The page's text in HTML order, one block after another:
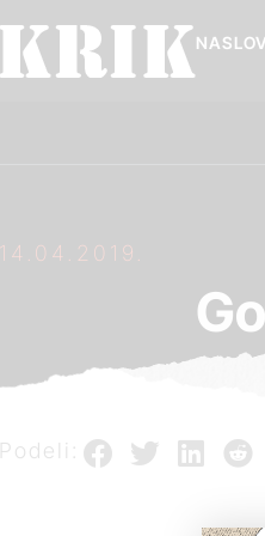
14.04.2019.
Podeli: